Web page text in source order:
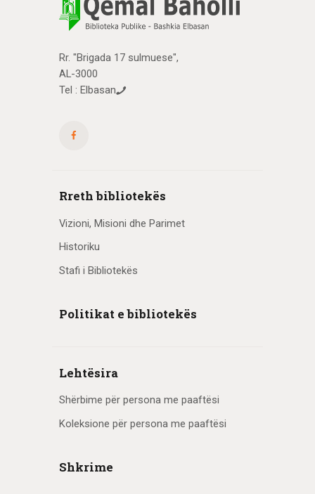
Rr. "Brigada 17 sulmuese",
AL-3000
Tel : Elbasan
Rreth bibliotekës
Vizioni, Misioni dhe Parimet
Historiku
Stafi i Bibliotekës
Politikat e bibliotekës
Lehtësira
Shërbime për persona me paaftësi
Koleksione për persona me paaftësi
Shkrime